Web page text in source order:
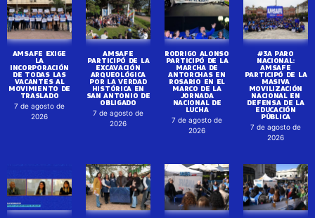
AMSAFE EXIGE
LA
INCORPORACIÓN
DE TODAS LAS
VACANTES AL
MOVIMIENTO DE
TRASLADO
7 de agosto de
2026
AMSAFE
PARTICIPÓ DE LA
EXCAVACIÓN
ARQUEOLÓGICA
POR LA VERDAD
HISTÓRICA EN
SAN ANTONIO DE
OBLIGADO
7 de agosto de
2026
RODRIGO ALONSO
PARTICIPÓ DE LA
MARCHA DE
ANTORCHAS EN
ROSARIO EN EL
MARCO DE LA
JORNADA
NACIONAL DE
LUCHA
7 de agosto de
2026
#3A PARO
NACIONAL:
AMSAFE
PARTICIPÓ DE LA
MASIVA
MOVILIZACIÓN
NACIONAL EN
DEFENSA DE LA
EDUCACIÓN
PÚBLICA
7 de agosto de
2026